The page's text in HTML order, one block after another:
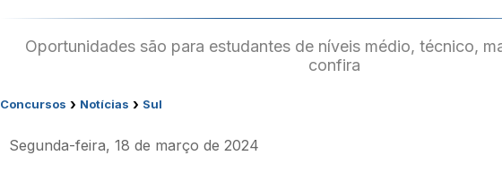
Oportunidades são para estudantes de níveis médio, técnico,
confira
Concursos › Notícias › Sul
Segunda-feira, 18 de março de 2024